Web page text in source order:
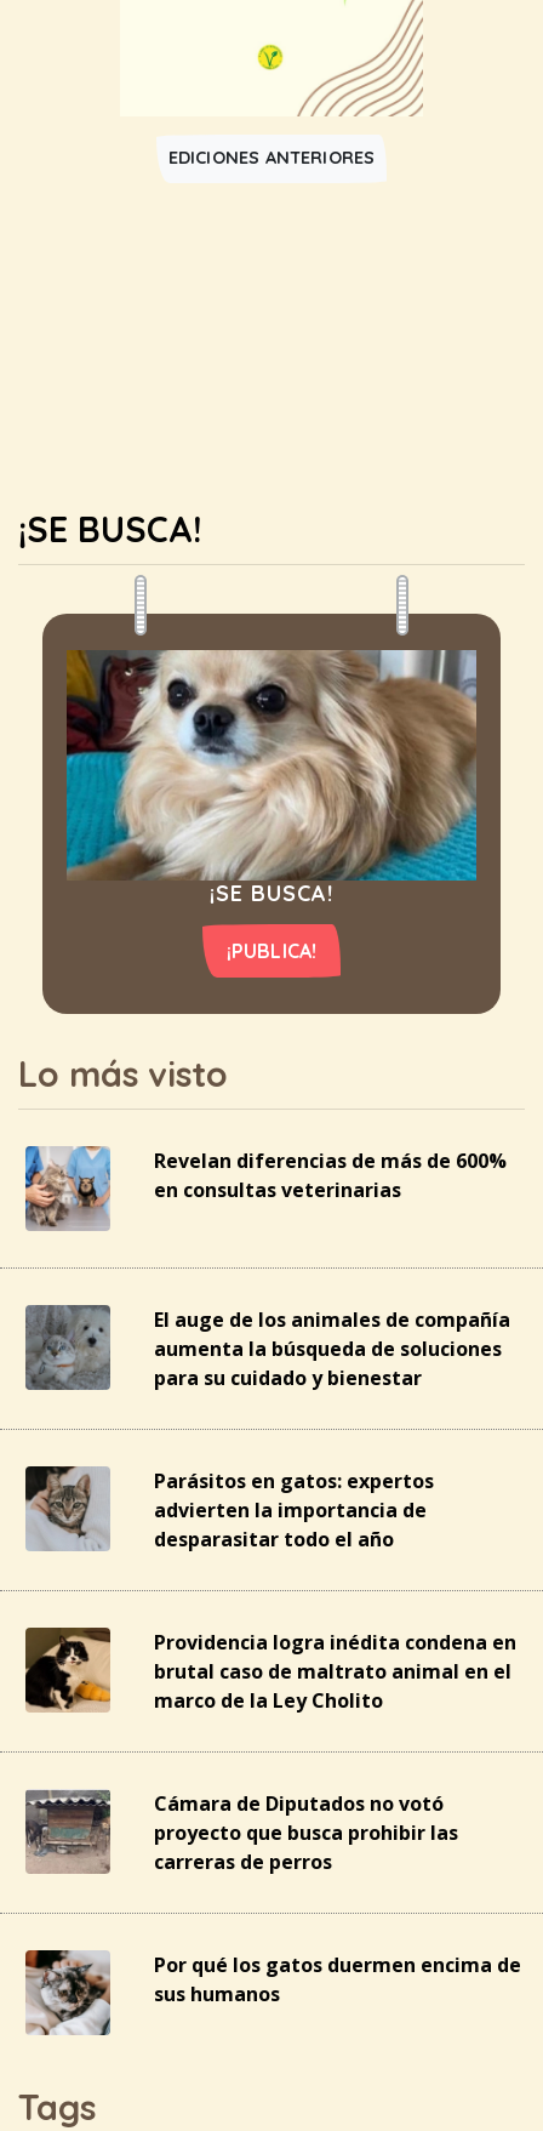
EDICIONES ANTERIORES
¡SE BUSCA!
¡SE BUSCA!
¡PUBLICA!
Lo más visto
Revelan diferencias de más de 600%
en consultas veterinarias
El auge de los animales de compañía
aumenta la búsqueda de soluciones
para su cuidado y bienestar
Parásitos en gatos: expertos
advierten la importancia de
desparasitar todo el año
Providencia logra inédita condena en
brutal caso de maltrato animal en el
marco de la Ley Cholito
Cámara de Diputados no votó
proyecto que busca prohibir las
carreras de perros
Por qué los gatos duermen encima de
sus humanos
Tags